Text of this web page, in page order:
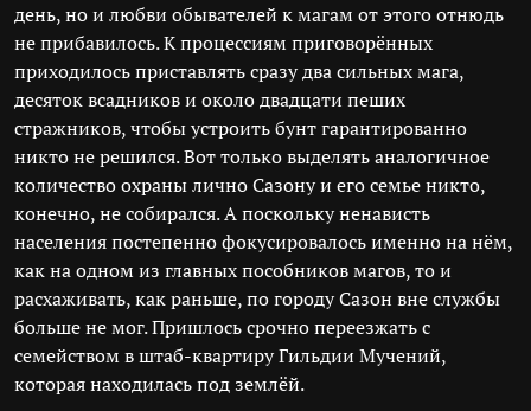
день, но и любви обывателей к магам от этого отнюдь
не прибавилось. К процессиям приговорённых
приходилось приставлять сразу два сильных мага,
десяток всадников и около двадцати пеших
стражников, чтобы устроить бунт гарантированно
никто не решился. Вот только выделять аналогичное
количество охраны лично Сазону и его семье никто,
конечно, не собирался. А поскольку ненависть
населения постепенно фокусировалось именно на нём,
как на одном из главных пособников магов, то и
расхаживать, как раньше, по городу Сазон вне службы
больше не мог. Пришлось срочно переезжать с
семейством в штаб-квартиру Гильдии Мучений,
которая находилась под землёй.